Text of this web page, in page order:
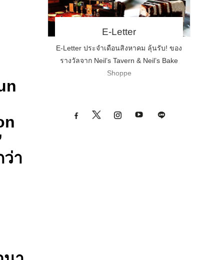
า
E-Letter
E-Letter ประจำเดือนสิงหาคม ลุ้นรับ! ของ
รางวัลจาก Neil’s Tavern & Neil’s Bake
Shoppe